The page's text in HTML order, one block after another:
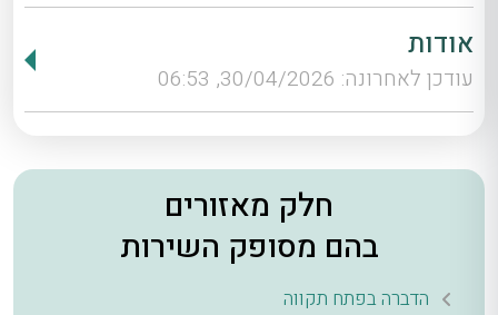
אודות
עודכן לאחרונה: 30/04/2026, 06:53
חלק מאזורים
בהם מסופק השירות
הדברה בפתח תקווה